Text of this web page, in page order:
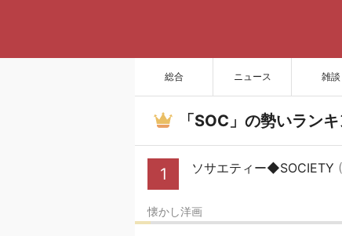
総合 ニュース 雑談
「SOC」の勢いラン
1 ソサエティー◆SOCIETY
懐かし洋画